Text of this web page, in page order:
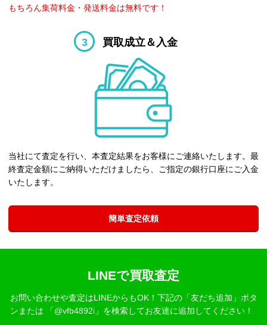
もちろん集荷料金・発送料金は無料です！
3 買取成立＆入金
当社にて査定を行い、本査定結果をお客様にご連絡いたします。最
終査定金額にご納得いただけましたら、ご指定の銀行口座にご入金
いたします。
簡単査定依頼
LINEで買取査定
お問い合わせや査定はLINEからもOK！下記の「友だち追加」ボタ
ンまたは
「@vfb4892i」を検索してお友達に追加してください！